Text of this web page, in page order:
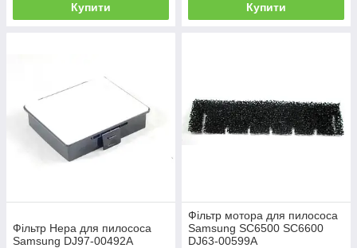
Купити Купити
Фільтр Hepa для пилососа
Samsung DJ97-00492A
Фільтр мотора для пилососа
Samsung SC6500 SC6600
DJ63-00599A